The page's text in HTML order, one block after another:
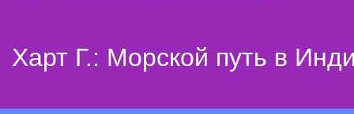
Харт Г.: Морской путь в